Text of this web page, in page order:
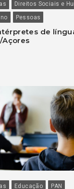
Direitos Sociais e
Pessoas
de
Açores
Educação
PAN